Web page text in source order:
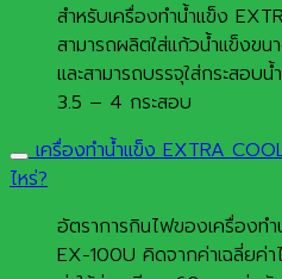
สำหรับเครื่องทำน้ำแข็ง
สามารถผลิตใส่แก้วน้ำแข็งข
และสามารถบรรจุใส่กระสอบ
3.5 – 4 กระสอบ
เครื่องทำน้ำแข็ง EXTRA
ไหร่?
อัตราการกินไฟของเครื่องท
EX-100U คิดจากค่าเฉลี่ยค่า